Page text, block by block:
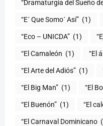
“Dramaturgia del Sueño
“E´ Que Somo´ Así” (1)
“Eco – UNICDA” (1)
“El Camaleón (1) “El
“El Arte del Adiós” (1)
“El Big Man” (1) “El
“El Buenón” (1) “El
“El Carnaval Dominicano